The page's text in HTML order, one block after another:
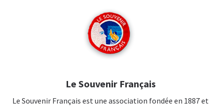
Le Souvenir Français
Le Souvenir Français est une association fondée en 1887 et